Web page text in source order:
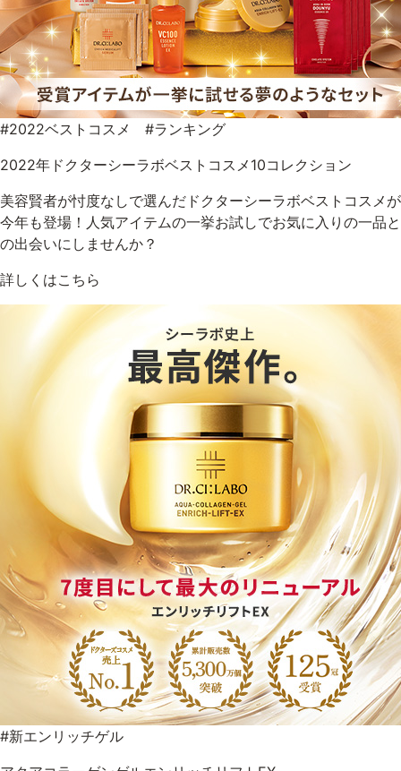
#2022ベストコスメ #ランキング
2022年ドクターシーラボベストコスメ10コレクション
美容賢者が忖度なしで選んだドクターシーラボベストコスメが
今年も登場！人気アイテムの一挙お試しでお気に入りの一品と
の出会いにしませんか？
詳しくはこちら
#新エンリッチゲル